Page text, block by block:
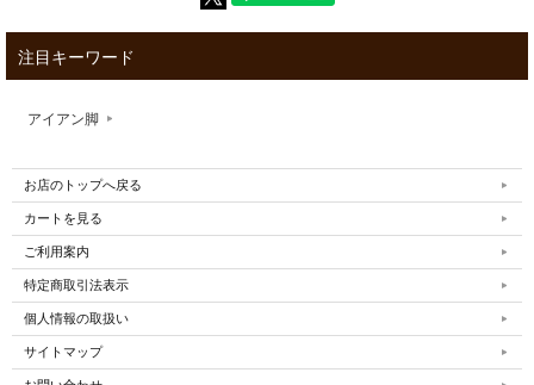
注目キーワード
アイアン脚
お店のトップへ戻る
カートを見る
ご利用案内
特定商取引法表示
個人情報の取扱い
サイトマップ